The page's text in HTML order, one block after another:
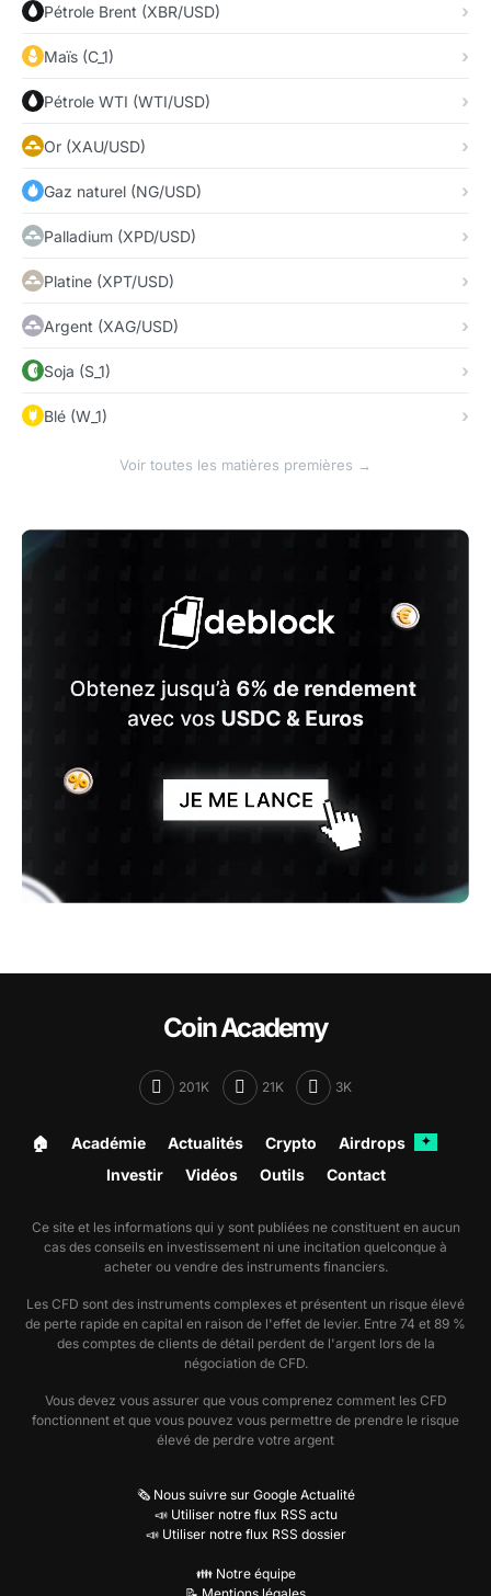
Pétrole Brent (XBR/USD)
Maïs (C_1)
Pétrole WTI (WTI/USD)
Or (XAU/USD)
Gaz naturel (NG/USD)
Palladium (XPD/USD)
Platine (XPT/USD)
Argent (XAG/USD)
Soja (S_1)
Blé (W_1)
Voir toutes les matières premières →
Coin Academy
201K 21K 3K
🏠︎ Académie Actualités Crypto Airdrops ✦
Investir Vidéos Outils Contact
Ce site et les informations qui y sont publiées ne constituent en aucun
cas des conseils en investissement ni une incitation quelconque à
acheter ou vendre des instruments financiers.
Les CFD sont des instruments complexes et présentent un risque élevé
de perte rapide en capital en raison de l'effet de levier. Entre 74 et 89 %
des comptes de clients de détail perdent de l'argent lors de la
négociation de CFD.
Vous devez vous assurer que vous comprenez comment les CFD
fonctionnent et que vous pouvez vous permettre de prendre le risque
élevé de perdre votre argent
🗞️ Nous suivre sur Google Actualité
📣 Utiliser notre flux RSS actu
📣 Utiliser notre flux RSS dossier
👪 Notre équipe